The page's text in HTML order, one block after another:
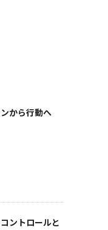
から行動へ
ントロールと